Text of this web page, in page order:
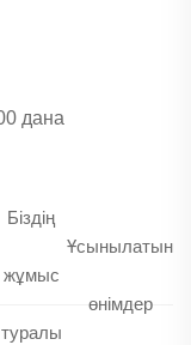
дана
Біздің
жұмыс
туралы
Ұсынылатын
өнімдер